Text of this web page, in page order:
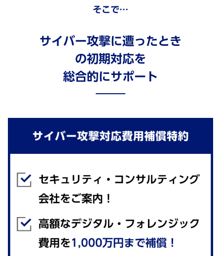
そこで…
サイバー攻撃に遭ったとき
の初期対応を
総合的にサポート